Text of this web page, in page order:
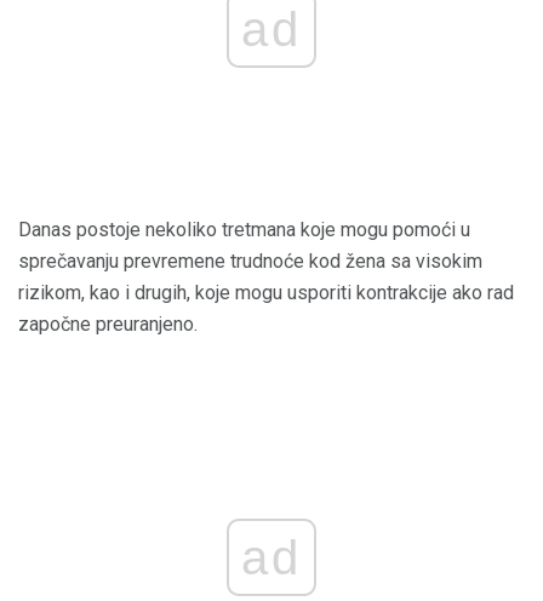
ad
Danas postoje nekoliko tretmana koje mogu pomoći u
sprečavanju prevremene trudnoće kod žena sa visokim
rizikom, kao i drugih, koje mogu usporiti kontrakcije ako rad
započne preuranjeno.
ad